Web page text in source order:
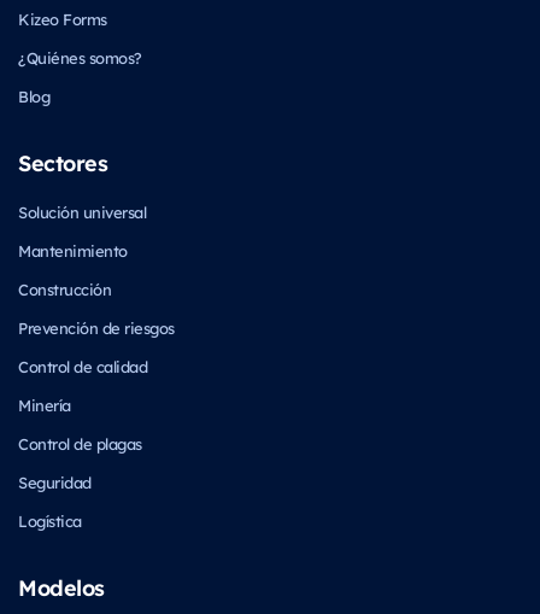
Kizeo Forms
¿Quiénes somos?
Blog
Sectores
Solución universal
Mantenimiento
Construcción
Prevención de riesgos
Control de calidad
Minería
Control de plagas
Seguridad
Logística
Modelos